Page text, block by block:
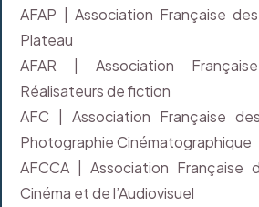
AFAP | Association Française
Plateau
AFAR | Association
Réalisateurs de fiction
AFC | Association Française
Photographie Cinématographique
AFCCA | Association Française
Cinéma et de l’Audiovisuel